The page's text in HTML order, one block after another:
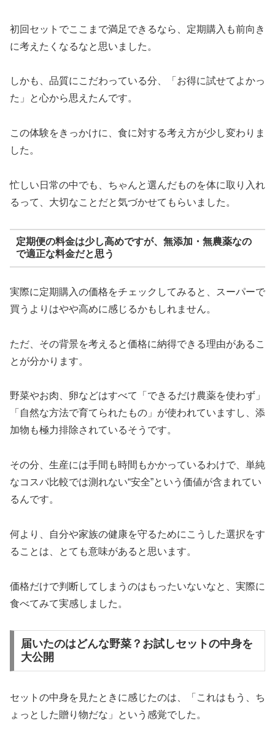
初回セットでここまで満足できるなら、定期購入も前向き
に考えたくなるなと思いました。
しかも、品質にこだわっている分、「お得に試せてよかっ
た」と心から思えたんです。
この体験をきっかけに、食に対する考え方が少し変わりま
した。
忙しい日常の中でも、ちゃんと選んだものを体に取り入れ
るって、大切なことだと気づかせてもらいました。
定期便の料金は少し高めですが、無添加・無農薬なの
で適正な料金だと思う
実際に定期購入の価格をチェックしてみると、スーパーで
買うよりはやや高めに感じるかもしれません。
ただ、その背景を考えると価格に納得できる理由があるこ
とが分かります。
野菜やお肉、卵などはすべて「できるだけ農薬を使わず」
「自然な方法で育てられたもの」が使われていますし、添
加物も極力排除されているそうです。
その分、生産には手間も時間もかかっているわけで、単純
なコスパ比較では測れない“安全”という価値が含まれてい
るんです。
何より、自分や家族の健康を守るためにこうした選択をす
ることは、とても意味があると思います。
価格だけで判断してしまうのはもったいないなと、実際に
食べてみて実感しました。
届いたのはどんな野菜？お試しセットの中身を
大公開
セットの中身を見たときに感じたのは、「これはもう、ち
ょっとした贈り物だな」という感覚でした。